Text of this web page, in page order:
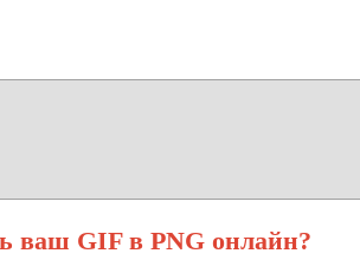
ваш GIF в PNG онлайн?